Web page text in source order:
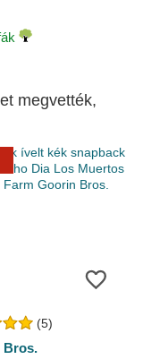
megvették,
(5)
Bros.